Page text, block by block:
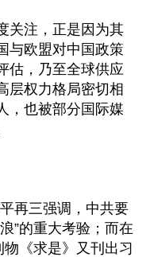
关注，正是因为其
与欧盟对中国政策
估，乃至全球供应
层权力格局密切相
，也被部分国际媒
再三强调，中共要
”的重大考验；而在
《求是》又刊出习